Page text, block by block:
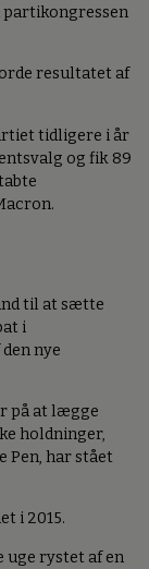
partikongressen
resultatet af
tidligere i år
og fik 89
til at sætte
i
nye
på at lægge
holdninger,
Pen, har stået
i 2015.
uge rystet af en